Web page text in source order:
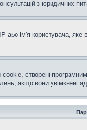
з юридичних
ім'я користувача, яке
створені
якщо вони увімкнені